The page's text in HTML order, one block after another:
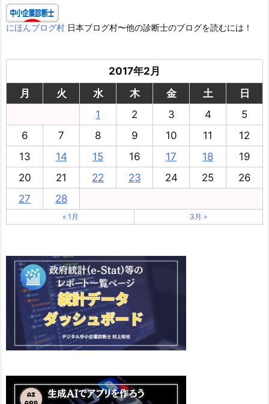
にほんブログ村 日本ブログ村〜他の診断士のブログを読むには！
2017年2月
月
火 水 木 金 土
日
1
2 3 4
5
6
7 8 9 10 11
12
13
14 15 16 17 18
19
20
21 22 23 24 25
26
27
28
« 1月 3月 »